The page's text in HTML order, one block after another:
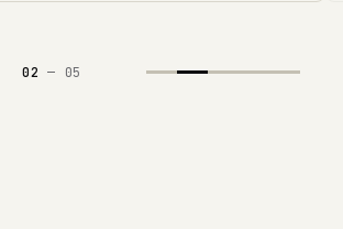
02 — 05